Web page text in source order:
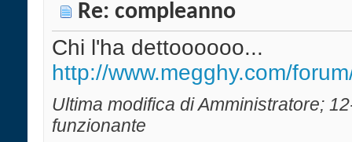
Re: compleanno
Chi l'ha dettoooooo...
http://www.megghy.com/
Ultima modifica di Amministratore;
funzionante